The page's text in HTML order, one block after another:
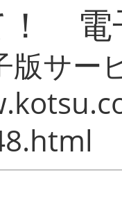
！ 電
版サー